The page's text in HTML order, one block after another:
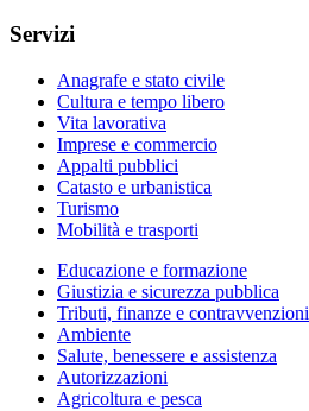
Servizi
Anagrafe e stato civile
Cultura e tempo libero
Vita lavorativa
Imprese e commercio
Appalti pubblici
Catasto e urbanistica
Turismo
Mobilità e trasporti
Educazione e formazione
Giustizia e sicurezza pubblica
Tributi, finanze e contravvenzioni
Ambiente
Salute, benessere e assistenza
Autorizzazioni
Agricoltura e pesca